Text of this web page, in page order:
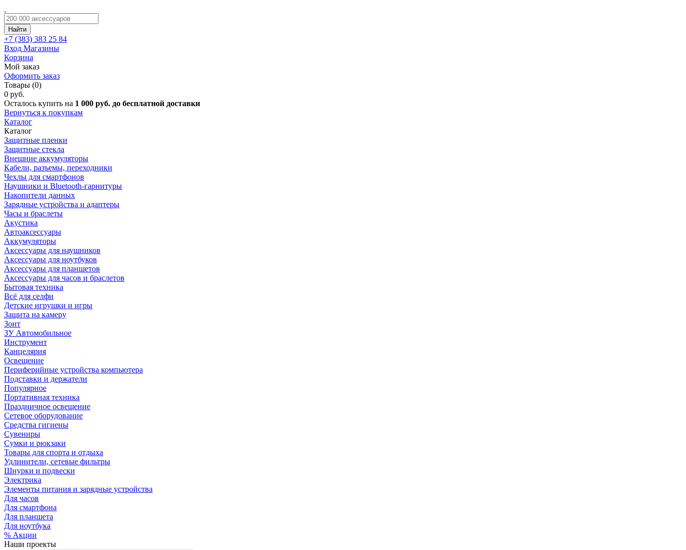
Найти
+7 (383) 383 25 84
Вход Магазины
Корзина
Мой заказ
Оформить заказ
Товары (0)
0 руб.
Осталось купить на 1 000 руб. до бесплатной доставки
Вернуться к покупкам
Каталог
Каталог
Защитные пленки
Защитные стекла
Внешние аккумуляторы
Кабели, разъемы, переходники
Чехлы для смартфонов
Наушники и Bluetooth-гарнитуры
Накопители данных
Зарядные устройства и адаптеры
Часы и браслеты
Акустика
Автоаксессуары
Аккумуляторы
Аксессуары для наушников
Аксессуары для ноутбуков
Аксессуары для планшетов
Аксессуары для часов и браслетов
Бытовая техника
Всё для селфи
Детские игрушки и игры
Защита на камеру
Зонт
ЗУ Автомобильное
Инструмент
Канцелярия
Освещение
Периферийные устройства компьютера
Подставки и держатели
Популярное
Портативная техника
Праздничное освещение
Сетевое оборудование
Средства гигиены
Сувениры
Сумки и рюкзаки
Товары для спорта и отдыха
Удлинители, сетевые фильтры
Шнурки и подвески
Электрика
Элементы питания и зарядные устройства
Для часов
Для смартфона
Для планшета
Для ноутбука
% Акции
Наши проекты